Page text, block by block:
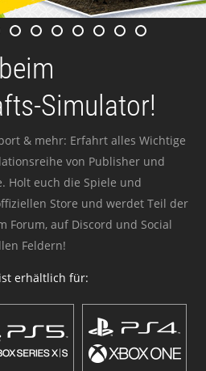
Simulator!
& mehr: Erfahrt alles Wichtige
von Publisher und
Holt euch die Spiele und
Store und werdet Teil der
Forum, auf Discord und Social
Feldern!
erhältlich für: